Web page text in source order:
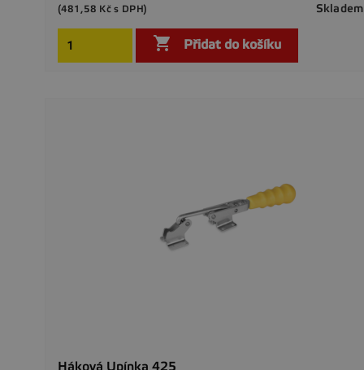
Skladem
(481,58 Kč s DPH)
 Přidat do košíku
Háková Upínka 425